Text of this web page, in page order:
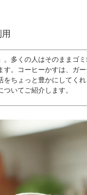
。多くの人はそのままゴ
。コーヒーかすは、ガ
をちょっと豊かにしてく
いてご紹介します。